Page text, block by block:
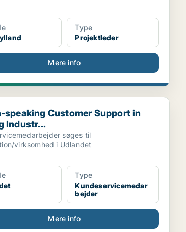
Type
Projektleder
Mere info
Customer Support in Gaming Industr...
speaking Customer Support in
Industr...
søges til
virksomhed i Udlandet
Type
Kundeservicemedar
bejder
Mere info